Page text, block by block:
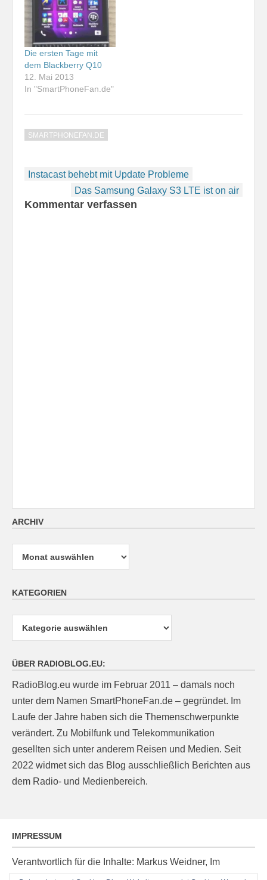
Deutschland ein
Testgerät von der
Blackberry-PR-Agentur
bekam, verkaufte ich
mein eigenes Gerät,
zumal ich ja ohnehin
vor hatte, auf…
Die ersten Tage mit
dem Blackberry Q10
12. Mai 2013
In "SmartPhoneFan.de"
SMARTPHONEFAN.DE
Beitragsnavigation
Instacast behebt mit Update Probleme
Das Samsung Galaxy S3 LTE ist on air
Kommentar verfassen
ARCHIV
Archiv
KATEGORIEN
ÜBER RADIOBLOG.EU:
RadioBlog.eu wurde im Februar 2011 – damals noch
unter dem Namen SmartPhoneFan.de – gegründet. Im
Laufe der Jahre haben sich die Themenschwerpunkte
verändert. Zu Mobilfunk und Telekommunikation
gesellten sich unter anderem Reisen und Medien. Seit
2022 widmet sich das Blog ausschließlich Berichten aus
dem Radio- und Medienbereich.
IMPRESSUM
Verantwortlich für die Inhalte: Markus Weidner, Im
Ziegelacker 20, D-63599 Biebergemünd, E-Mail: